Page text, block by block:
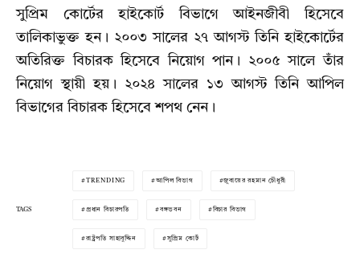
সুপ্রিম কোর্টের হাইকোর্ট বিভাগে আইনজীবী হিসেবে
তালিকাভুক্ত হন। ২০০৩ সালের ২৭ আগস্ট তিনি হাইকোর্টের
অতিরিক্ত বিচারক হিসেবে নিয়োগ পান। ২০০৫ সালে তাঁর
নিয়োগ স্থায়ী হয়। ২০২৪ সালের ১৩ আগস্ট তিনি আপিল
বিভাগের বিচারক হিসেবে শপথ নেন।
TAGS
TRENDING আপিল বিভাগ জুবায়ের রহমান চৌধুরী
প্রধান বিচারপতি বঙ্গভবন বিচার বিভাগ
রাষ্ট্রপতি সাহাবুদ্দিন সুপ্রিম কোর্ট